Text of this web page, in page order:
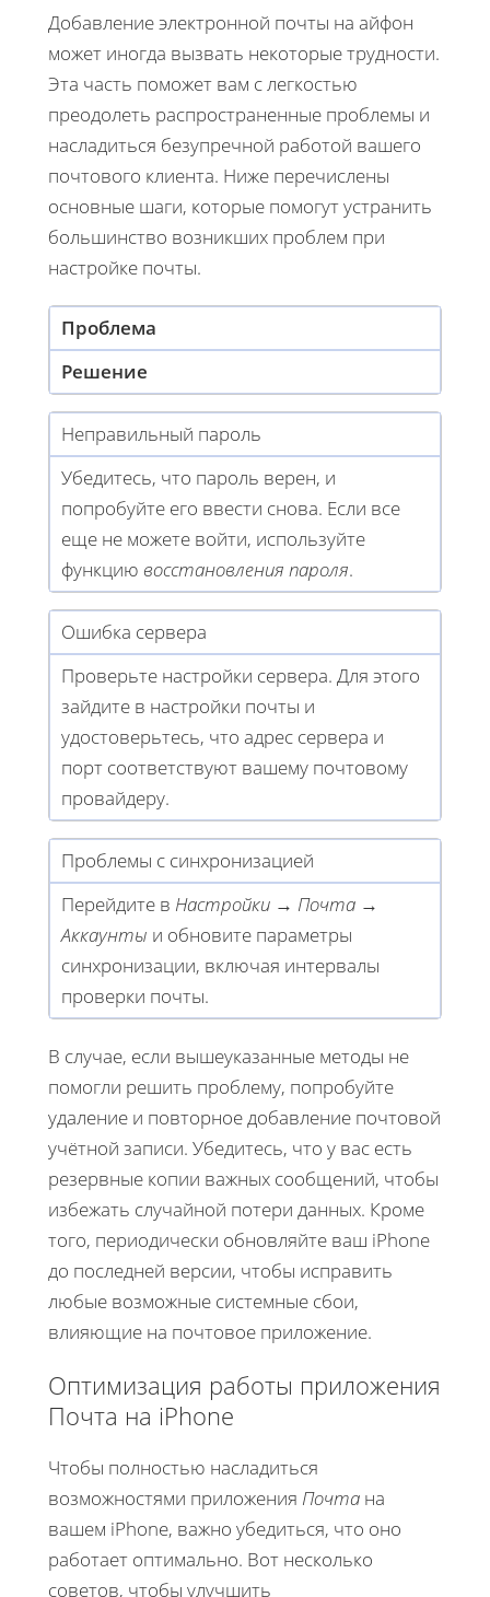
Добавление электронной почты на айфон
может иногда вызвать некоторые трудности.
Эта часть поможет вам с легкостью
преодолеть распространенные проблемы и
насладиться безупречной работой вашего
почтового клиента. Ниже перечислены
основные шаги, которые помогут устранить
большинство возникших проблем при
настройке почты.
Проблема
Решение
Неправильный пароль
Убедитесь, что пароль верен, и
попробуйте его ввести снова. Если все
еще не можете войти, используйте
функцию восстановления пароля.
Ошибка сервера
Проверьте настройки сервера. Для этого
зайдите в настройки почты и
удостоверьтесь, что адрес сервера и
порт соответствуют вашему почтовому
провайдеру.
Проблемы с синхронизацией
Перейдите в Настройки → Почта →
Аккаунты и обновите параметры
синхронизации, включая интервалы
проверки почты.
В случае, если вышеуказанные методы не
помогли решить проблему, попробуйте
удаление и повторное добавление почтовой
учётной записи. Убедитесь, что у вас есть
резервные копии важных сообщений, чтобы
избежать случайной потери данных. Кроме
того, периодически обновляйте ваш iPhone
до последней версии, чтобы исправить
любые возможные системные сбои,
влияющие на почтовое приложение.
Оптимизация работы приложения
Почта на iPhone
Чтобы полностью насладиться
возможностями приложения Почта на
вашем iPhone, важно убедиться, что оно
работает оптимально. Вот несколько
советов, чтобы улучшить